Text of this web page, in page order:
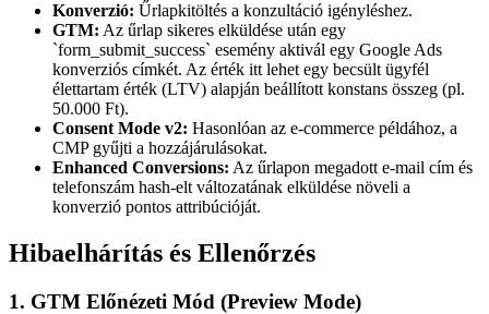
Konverzió: Űrlapkitöltés a konzultáció igényléshez.
GTM: Az űrlap sikeres elküldése után egy
`form_submit_success` esemény aktivál egy Google Ads
konverziós címkét. Az érték itt lehet egy becsült ügyfél
élettartam érték (LTV) alapján beállított konstans összeg (pl.
50.000 Ft).
Consent Mode v2: Hasonlóan az e-commerce példához, a
CMP gyűjti a hozzájárulásokat.
Enhanced Conversions: Az űrlapon megadott e-mail cím és
telefonszám hash-elt változatának elküldése növeli a
konverzió pontos attribúcióját.
Hibaelhárítás és Ellenőrzés
1. GTM Előnézeti Mód (Preview Mode)